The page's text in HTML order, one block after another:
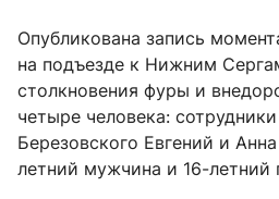
Опубликована запись
на подъезде к Нижним
столкновения фуры и
четыре человека:
Березовского Евгений и
летний мужчина и 16-летний